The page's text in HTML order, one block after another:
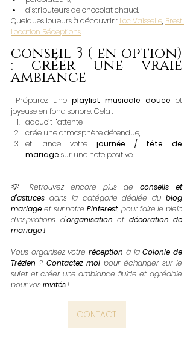
distributeurs de chocolat chaud.
Quelques loueurs à découvrir : Loc Vaisselle, Brest
Location Réceptions
conseil 3 ( en option)
: créer une vraie
ambiance
Préparez une playlist musicale douce et
joyeuse en fond sonore. Cela :
adoucit l’attente,
crée une atmosphère détendue,
et lance votre journée / fête de
mariage sur une note positive.
💡 Retrouvez encore plus de conseils et
d’astuces dans la catégorie dédiée du blog
mariage et sur notre Pinterest, pour faire le plein
d’inspirations d'organisation et décoration de
mariage !
Vous organisez votre réception à la Colonie de
Trézien ? Contactez-moi pour échanger sur le
sujet et créer une ambiance fluide et agréable
pour vos invités !
CONTACT